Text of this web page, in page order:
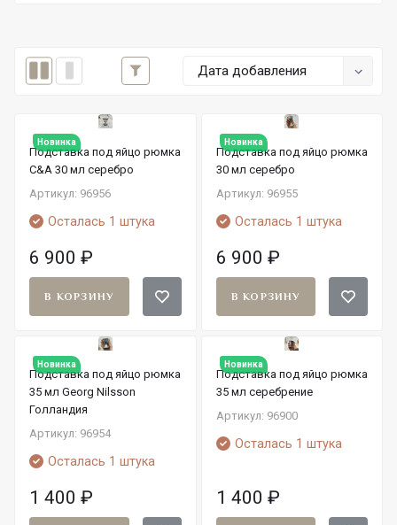
Дата добавления
Новинка
Подставка под яйцо рюмка
C&A 30 мл серебро
Артикул: 96956
Осталась 1 штука
6 900 ₽
В КОРЗИНУ
Новинка
Подставка под яйцо рюмка
30 мл серебро
Артикул: 96955
Осталась 1 штука
6 900 ₽
В КОРЗИНУ
Новинка
Подставка под яйцо рюмка
35 мл Georg Nilsson
Голландия
Артикул: 96954
Осталась 1 штука
1 400 ₽
Новинка
Подставка под яйцо рюмка
35 мл серебрение
Артикул: 96900
Осталась 1 штука
1 400 ₽